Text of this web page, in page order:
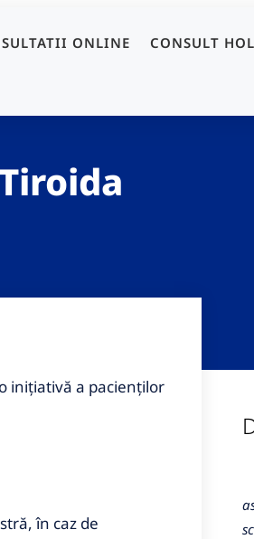
ONLINE CONSULT
iniţiativă a pacienţilor
în caz de